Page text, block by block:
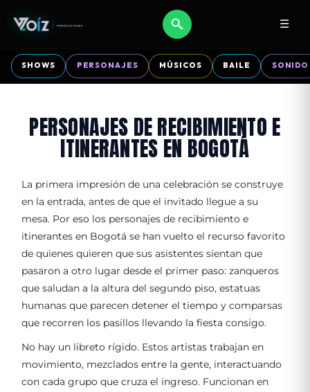
☰
SHOWS PERSONAJES MÚSICOS BAILE SONIDO
PERSONAJES DE RECIBIMIENTO E
ITINERANTES EN BOGOTÁ
La primera impresión de una celebración se construye
en la entrada, antes de que el invitado llegue a su
mesa. Por eso los personajes de recibimiento e
itinerantes en Bogotá se han vuelto el recurso favorito
de quienes quieren que sus asistentes sientan que
pasaron a otro lugar desde el primer paso: zanqueros
que saludan a la altura del segundo piso, estatuas
humanas que parecen detener el tiempo y comparsas
que recorren los pasillos llevando la fiesta consigo.
No hay un libreto rígido. Estos artistas trabajan en
movimiento, mezclados entre la gente, interactuando
con cada grupo que cruza el ingreso. Funcionan en